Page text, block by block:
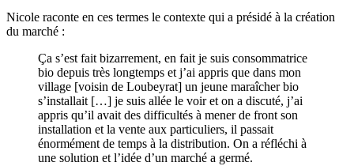
Nicole raconte en ces termes le contexte qui a présidé à la création
du marché :
Ça s’est fait bizarrement, en fait je suis consommatrice
bio depuis très longtemps et j’ai appris que dans mon
village [voisin de Loubeyrat] un jeune maraîcher bio
s’installait […] je suis allée le voir et on a discuté, j’ai
appris qu’il avait des difficultés à mener de front son
installation et la vente aux particuliers, il passait
énormément de temps à la distribution. On a réfléchi à
une solution et l’idée d’un marché a germé.